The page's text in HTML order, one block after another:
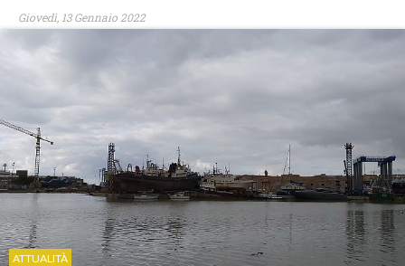
Giovedì, 13 Gennaio 2022
ATTUALITÀ